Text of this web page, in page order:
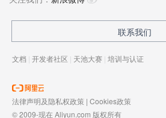
联系我们
文档 | 开发者社区 | 天池大赛 | 培训与认证
法律声明及隐私权政策 | Cookies政策
© 2009-现在 Aliyun.com 版权所有